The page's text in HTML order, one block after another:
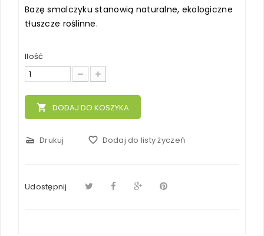
Bazę smalczyku stanowią naturalne, ekologiczne
tłuszcze roślinne.
Ilość
local_grocery_store DODAJ DO KOSZYKA
scanner Drukuj favorite_border Dodaj do listy życzeń
Udostępnij